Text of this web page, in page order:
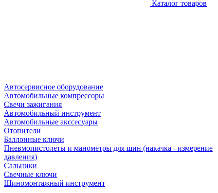
Каталог товаров
Автосервисное оборудование
Автомобильные компрессоры
Свечи зажигания
Автомобильный инструмент
Автомобильные акссесуары
Отопители
Баллонные ключи
Пневмопистолеты и манометры для шин (накачка - измерение
давления)
Сальники
Свечные ключи
Шиномонтажный инструмент